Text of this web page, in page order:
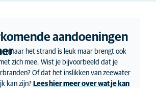
aandoeningen
naar het strand is leuk maar brengt ook
zich mee. Wist je bijvoorbeeld dat je
Of dat het inslikken van zeewater
kan zijn? Lees hier meer over wat je kan